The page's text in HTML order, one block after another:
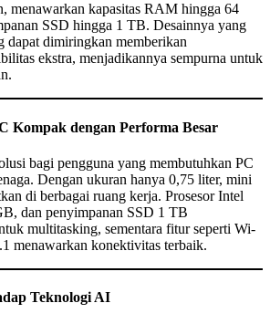
menawarkan kapasitas RAM hingga 64
SSD hingga 1 TB. Desainnya yang
dapat dimiringkan memberikan
ekstra, menjadikannya sempurna untuk
Kompak dengan Performa Besar
bagi pengguna yang membutuhkan PC
Dengan ukuran hanya 0,75 liter, mini
di berbagai ruang kerja. Prosesor Intel
dan penyimpanan SSD 1 TB
multitasking, sementara fitur seperti Wi-
menawarkan konektivitas terbaik.
Teknologi AI